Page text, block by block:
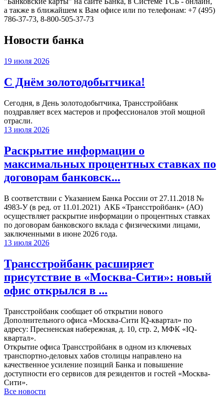
а также в ближайшем к Вам офисе или по телефонам: +7 (495)
786-37-73, 8-800-505-37-73
Новости банка
19 июля 2026
С Днём золотодобытчика!
Сегодня, в День золотодобытчика, Трансстройбанк
поздравляет всех мастеров и профессионалов этой мощной
отрасли.
13 июля 2026
Раскрытие информации о
максимальных процентных ставках по
договорам банковск...
В соответствии с Указанием Банка России от 27.11.2018 №
4983-У (в ред. от 11.01.2021) АКБ «Трансстройбанк» (АО)
осуществляет раскрытие информации о процентных ставках
по договорам банковского вклада с физическими лицами,
заключенными в июне 2026 года.
13 июля 2026
Трансстройбанк расширяет
присутствие в «Москва-Сити»: новый
офис открылся в ...
Трансстройбанк сообщает об открытии нового
Дополнительного офиса «Москва-Сити IQ-квартал» по
адресу: Пресненская набережная, д. 10, стр. 2, МФК «IQ-
квартал».
Открытие офиса Трансстройбанк в одном из ключевых
транспортно-деловых хабов столицы направлено на
качественное усиление позиций Банка и повышение
доступности его сервисов для резидентов и гостей «Москва-
Сити».
Все новости